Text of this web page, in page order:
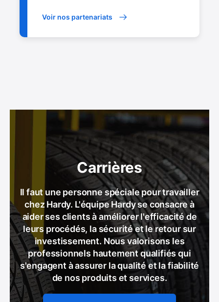
Voir nos partenariats
Carrières
Il faut une personne spéciale pour travailler
chez Hardy. L'équipe Hardy se consacre à
aider ses clients à améliorer l'efficacité de
leurs procédés, la sécurité et le retour sur
investissement. Nous valorisons les
professionnels hautement qualifiés qui
s'engagent à assurer la qualité et la fiabilité
de nos produits et services.